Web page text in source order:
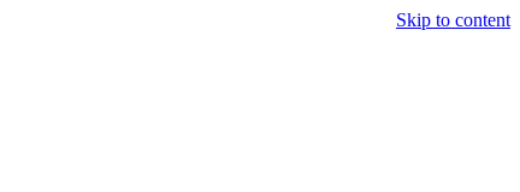
Skip to content